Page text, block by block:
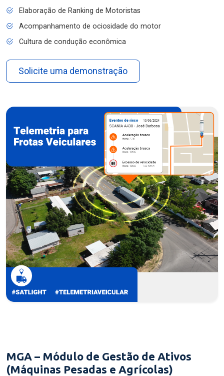
Elaboração de Ranking de Motoristas
Acompanhamento de ociosidade do motor
Cultura de condução econômica
Solicite uma demonstração
MGA – Módulo de Gestão de Ativos
(Máquinas Pesadas e Agrícolas)